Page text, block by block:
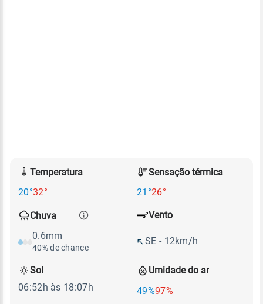
Temperatura
20°32°
Sensação térmica
21°26°
Chuva
0.6mm
40% de chance
Umidade do ar
49%97%
Vento
SE - 12km/h
Sol
06:52h às 18:07h